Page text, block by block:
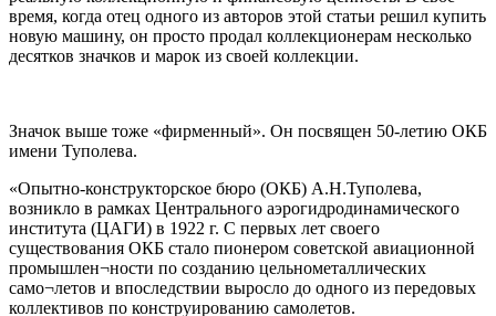
время, когда отец одного из авторов этой статьи решил купить
новую машину, он просто продал коллекционерам несколько
десятков значков и марок из своей коллекции.
Значок выше тоже «фирменный». Он посвящен 50-летию ОКБ
имени Туполева.
«Опытно-конструкторское бюро (ОКБ) А.Н.Туполева,
возникло в рамках Центрального аэрогидродинамического
института (ЦАГИ) в 1922 г. С первых лет своего
существования ОКБ стало пионером советской авиационной
промышлен¬ности по созданию цельнометаллических
само¬летов и впоследствии выросло до одного из передовых
коллективов по конструированию самолетов.